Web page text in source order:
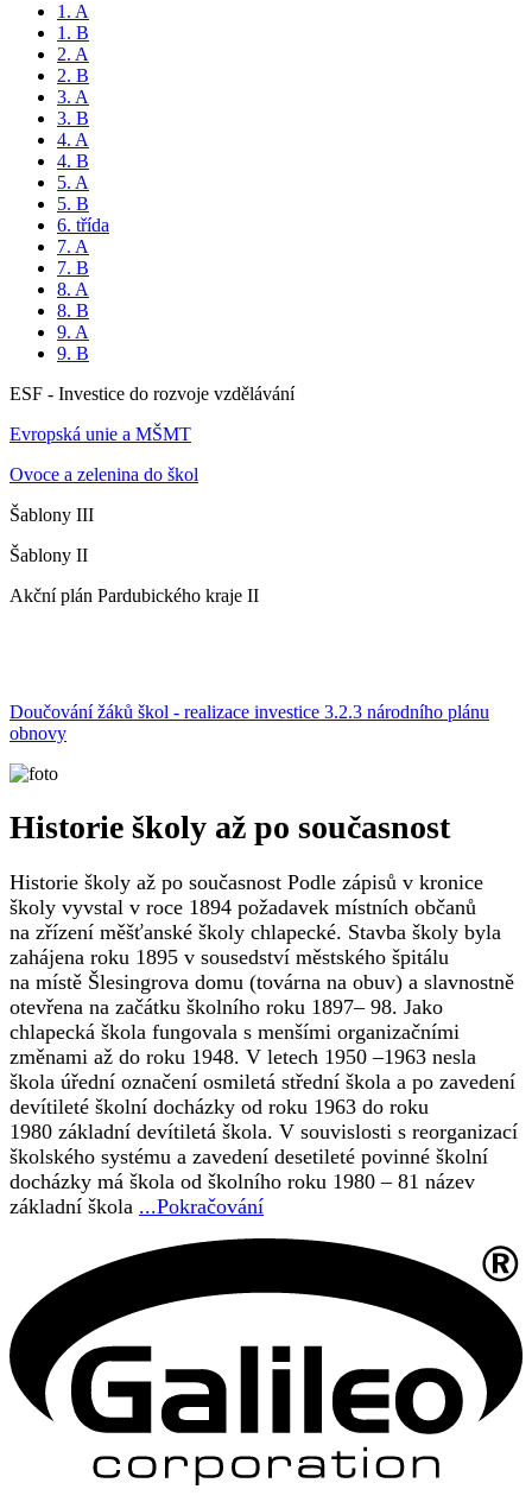
1. A
1. B
2. A
2. B
3. A
3. B
4. A
4. B
5. A
5. B
6. třída
7. A
7. B
8. A
8. B
9. A
9. B
ESF - Investice do rozvoje vzdělávání
Evropská unie a MŠMT
Ovoce a zelenina do škol
Šablony III
Šablony II
Akční plán Pardubického kraje II
Doučování žáků škol - realizace investice 3.2.3 národního plánu
obnovy
Historie školy až po současnost
Historie školy až po současnost Podle zápisů v kronice
školy vyvstal v roce 1894 požadavek místních občanů
na zřízení měšťanské školy chlapecké. Stavba školy byla
zahájena roku 1895 v sousedství městského špitálu
na místě Šlesingrova domu (továrna na obuv) a slavnostně
otevřena na začátku školního roku 1897– 98. Jako
chlapecká škola fungovala s menšími organizačními
změnami až do roku 1948. V letech 1950 –1963 nesla
škola úřední označení osmiletá střední škola a po zavedení
devítileté školní docházky od roku 1963 do roku
1980 základní devítiletá škola. V souvislosti s reorganizací
školského systému a zavedení desetileté povinné školní
docházky má škola od školního roku 1980 – 81 název
základní škola ...Pokračování